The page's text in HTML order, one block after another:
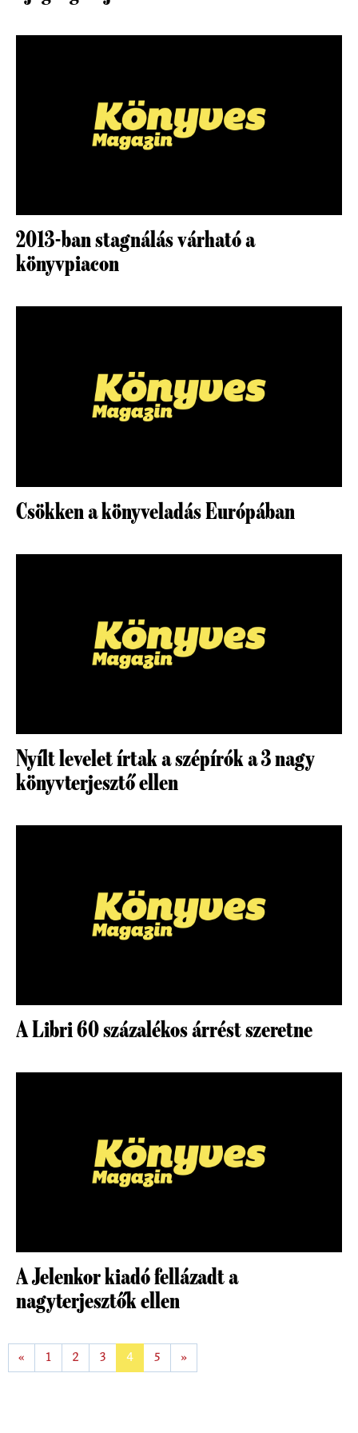
2013-ban stagnálás várható a
könyvpiacon
Csökken a könyveladás Európában
Nyílt levelet írtak a szépírók a 3 nagy
könyvterjesztő ellen
A Libri 60 százalékos árrést szeretne
A Jelenkor kiadó fellázadt a
nagyterjesztők ellen
« 1 2 3 4 5 »